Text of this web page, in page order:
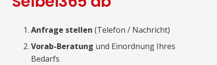
Anfrage stellen (Telefon / Nachricht)
Vorab-Beratung und Einordnung Ihres
Bedarfs